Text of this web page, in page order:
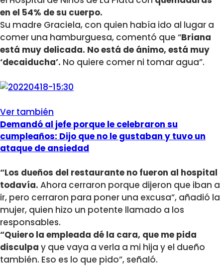
en el 54% de su cuerpo.
Su madre Graciela, con quien había ido al lugar a
comer una hamburguesa, comentó que “Briana
está muy delicada. No está de ánimo, está muy
‘decaiducha’. No quiere comer ni tomar agua”.
Ver también
Demandó al jefe porque le celebraron su
cumpleaños: Dijo que no le gustaban y tuvo un
ataque de ansiedad
“Los dueños del restaurante no fueron al hospital
todavía. Ahora cerraron porque dijeron que iban a
ir, pero cerraron para poner una excusa”, añadió la
mujer, quien hizo un potente llamado a los
responsables.
“Quiero la empleada dé la cara, que me pida
disculpa y que vaya a verla a mi hija y el dueño
también. Eso es lo que pido”, señaló.